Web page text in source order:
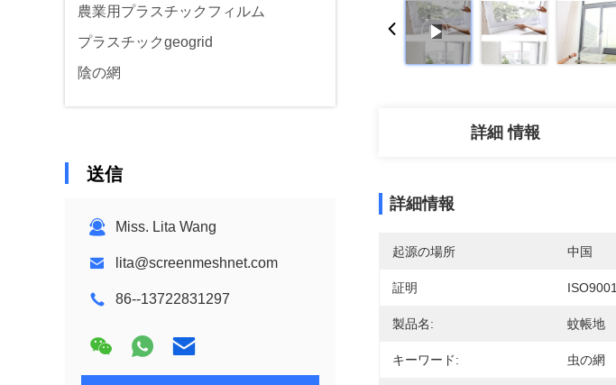
農業用プラスチックフィルム
プラスチックgeogrid
陰の網
送信
Miss. Lita Wang
lita@screenmeshnet.com
86--13722831297
詳細 情報
詳細情報
起源の場所 中国
証明 ISO9001
製品名: 蚊帳地
キーワード: 虫の網